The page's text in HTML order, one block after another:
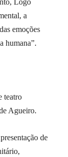
a
emoções
humana”.
teatro
Agueiro.
de